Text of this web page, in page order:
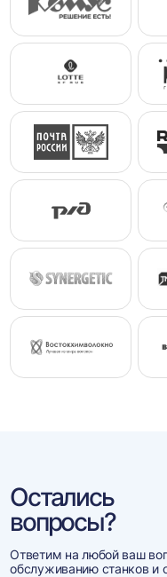
Остались
вопросы?
Ответим на любой ваш
обслуживанию станков и